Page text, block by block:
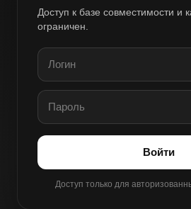
Доступ к базе совместимости и
ограничен.
Войти
Доступ только для